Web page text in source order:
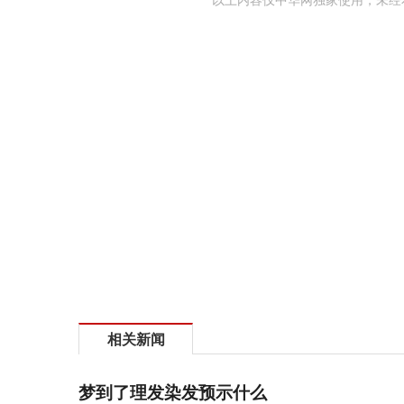
相关新闻
梦到了理发染发预示什么